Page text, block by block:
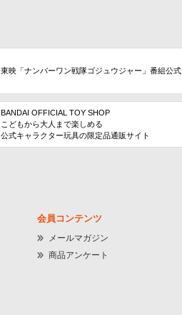
東映「ナンバーワン戦隊ゴジュウジャー」番組公式
BANDAI OFFICIAL TOY SHOP
こどもから大人まで楽しめる
公式キャラクター玩具の限定品通販サイト
会員コンテンツ
メールマガジン
商品アンケート